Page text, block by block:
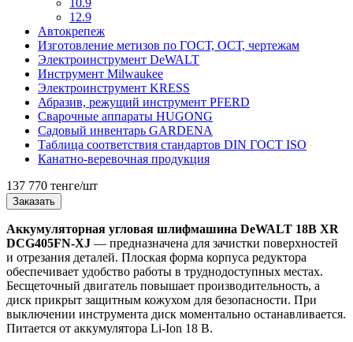
12.9
Автокрепеж
Изготовление метизов по ГОСТ, ОСТ, чертежам
Электроинструмент DeWALT
Инструмент Milwaukee
Электроинструмент KRESS
Абразив, режущий инструмент PFERD
Сварочные аппараты HUGONG
Садовый инвентарь GARDENA
Таблица соответствия стандартов DIN ГОСТ ISO
Канатно-веревочная продукция
137 770 тенге/шт
Заказать
Аккумуляторная угловая шлифмашина DeWALT 18В XR
DCG405FN-XJ — предназначена для зачистки поверхностей
и отрезания деталей. Плоская форма корпуса редуктора
обеспечивает удобство работы в труднодоступных местах.
Бесщеточный двигатель повышает производительность, а
диск прикрыт защитным кожухом для безопасности. При
выключении инструмента диск моментально останавливается.
Питается от аккумулятора Li-Ion 18 В.